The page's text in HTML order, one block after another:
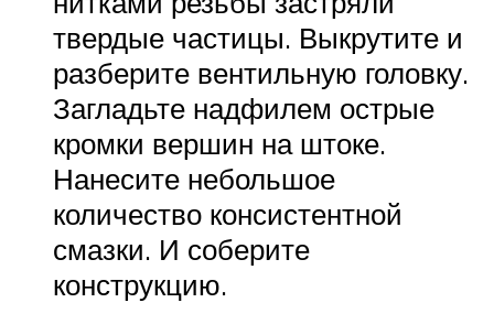
твердые частицы. Выкрутите и
разберите вентильную головку.
Загладьте надфилем острые
кромки вершин на штоке.
Нанесите небольшое
количество консистентной
смазки. И соберите
конструкцию.